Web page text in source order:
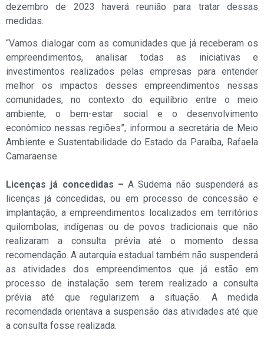
dezembro de 2023 haverá reunião para tratar dessas
medidas.
“Vamos dialogar com as comunidades que já receberam os
empreendimentos, analisar todas as iniciativas e
investimentos realizados pelas empresas para entender
melhor os impactos desses empreendimentos nessas
comunidades, no contexto do equilíbrio entre o meio
ambiente, o bem-estar social e o desenvolvimento
econômico nessas regiões”, informou a secretária de Meio
Ambiente e Sustentabilidade do Estado da Paraíba, Rafaela
Camaraense.
Licenças já concedidas – A Sudema não suspenderá as
licenças já concedidas, ou em processo de concessão e
implantação, a empreendimentos localizados em territórios
quilombolas, indígenas ou de povos tradicionais que não
realizaram a consulta prévia até o momento dessa
recomendação. A autarquia estadual também não suspenderá
as atividades dos empreendimentos que já estão em
processo de instalação sem terem realizado a consulta
prévia até que regularizem a situação. A medida
recomendada orientava a suspensão das atividades até que
a consulta fosse realizada.